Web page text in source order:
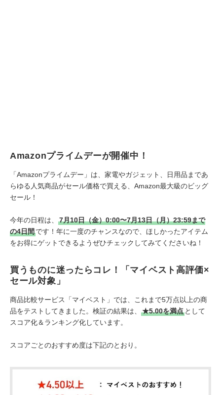
Amazonプライムデーが開催中！
「Amazonプライムデー」は、家電やガジェット、日用品まであ
らゆる人気商品がセール価格で買える、Amazon最大級のビッグ
セール！
今年の日程は、
7月10日（金）0:00〜7月13日（月）23:59まで
の4日間です！年に一度のチャンスなので、ほしかったアイテム
をお得にゲットできるようぜひチェックしてみてくださいね！
買うものに迷ったらコレ！「マイベスト高評価×
セール対象」
商品比較サービス「マイベスト」では、これまで5万点以上の商
品をテストしてきました。検証の結果は、
★5.00を満点 として
スコア化＆ランキング化しています。
スコアごとのおすすめ度は下記のとおり。